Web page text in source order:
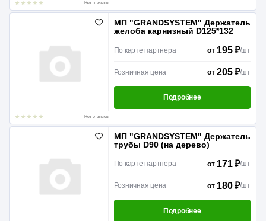
Нет отзывов
Нет отзывов
МП "GRANDSYSTEM" Держатель
желоба карнизный D125*132
По карте партнера от195 ₽/шт
Розничная цена от205 ₽/шт
Подробнее
МП "GRANDSYSTEM" Держатель
трубы D90 (на дерево)
По карте партнера от171 ₽/шт
Розничная цена от180 ₽/шт
Подробнее